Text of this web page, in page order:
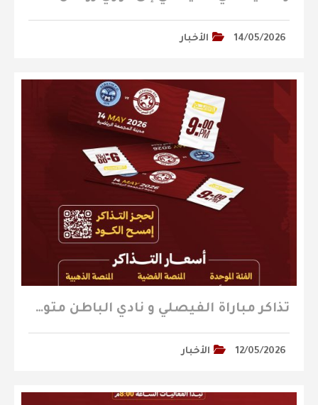
14/05/2026 الأخبار
تذاكر مباراة الفيصلي و نادي الباطن متوفرة الآن
12/05/2026 الأخبار